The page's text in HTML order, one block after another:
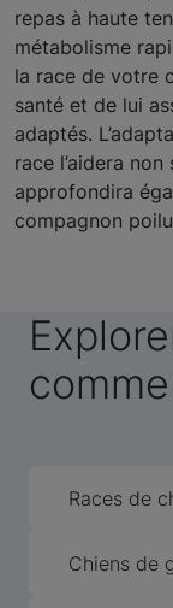
repas à haute
métabolisme
la race de votre
santé et de lui
adaptés.
race l’aidera non
approfondira
compagnon
Races de
Chiens de